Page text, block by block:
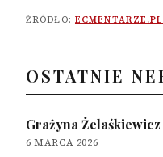
ŹRÓDŁO: ECMENTARZE.PL
OSTATNIE
Grażyna Żelaśkiewicz
6 MARCA 2026